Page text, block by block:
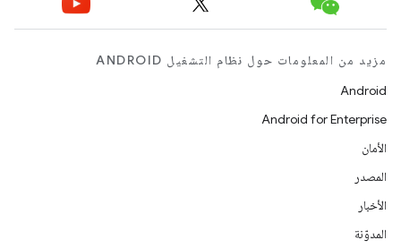
مزيد من المعلومات حول نظام التشغيل ANDROID
Android
Android for Enterprise
الأمان
المصدر
الأخبار
المدوّنة